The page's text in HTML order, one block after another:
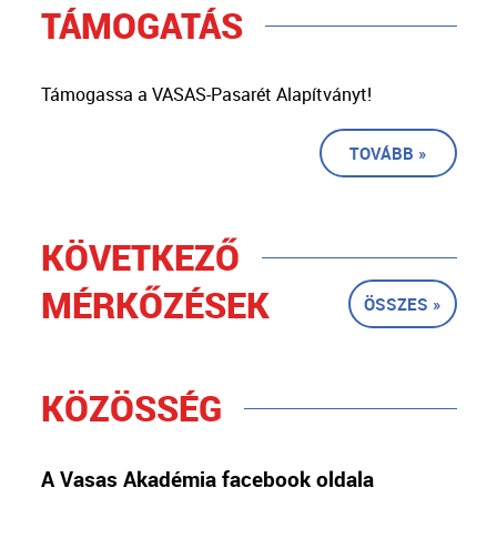
TÁMOGATÁS
Támogassa a VASAS-Pasarét Alapítványt!
TOVÁBB »
KÖVETKEZŐ
MÉRKŐZÉSEK
ÖSSZES »
KÖZÖSSÉG
A Vasas Akadémia facebook oldala